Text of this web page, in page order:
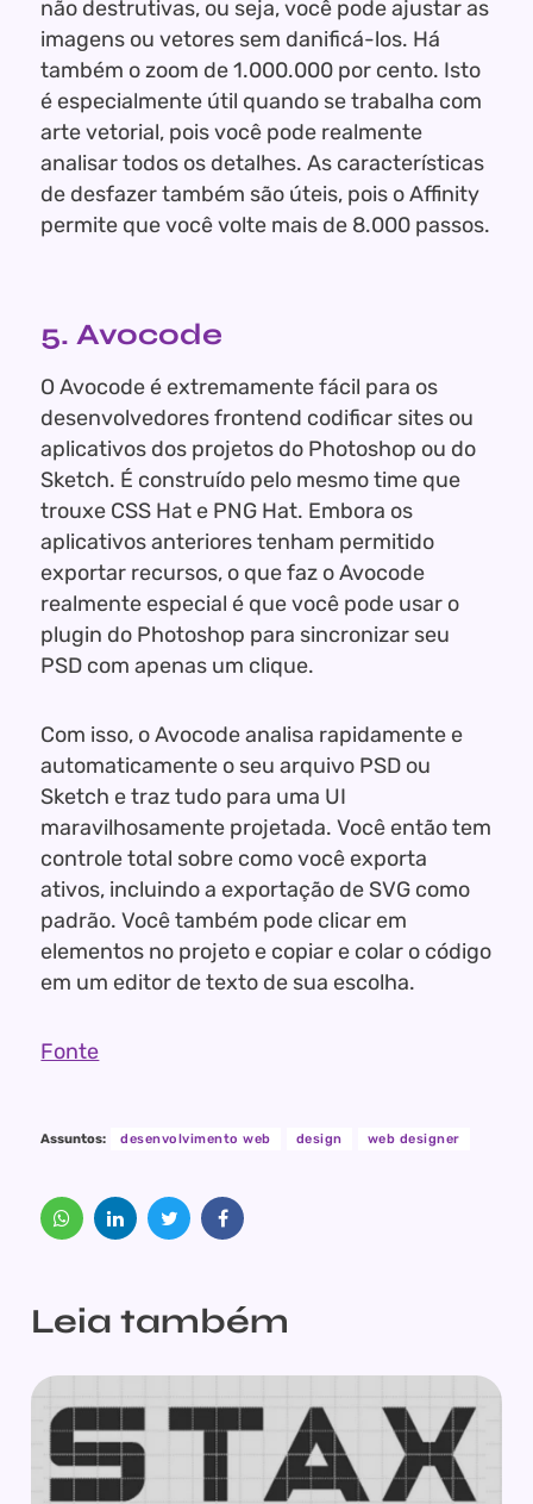
não destrutivas, ou seja, você pode ajustar as
imagens ou vetores sem danificá-los. Há
também o zoom de 1.000.000 por cento. Isto
é especialmente útil quando se trabalha com
arte vetorial, pois você pode realmente
analisar todos os detalhes. As características
de desfazer também são úteis, pois o Affinity
permite que você volte mais de 8.000 passos.
5. Avocode
O Avocode é extremamente fácil para os
desenvolvedores frontend codificar sites ou
aplicativos dos projetos do Photoshop ou do
Sketch. É construído pelo mesmo time que
trouxe CSS Hat e PNG Hat. Embora os
aplicativos anteriores tenham permitido
exportar recursos, o que faz o Avocode
realmente especial é que você pode usar o
plugin do Photoshop para sincronizar seu
PSD com apenas um clique.
Com isso, o Avocode analisa rapidamente e
automaticamente o seu arquivo PSD ou
Sketch e traz tudo para uma UI
maravilhosamente projetada. Você então tem
controle total sobre como você exporta
ativos, incluindo a exportação de SVG como
padrão. Você também pode clicar em
elementos no projeto e copiar e colar o código
em um editor de texto de sua escolha.
Fonte
Assuntos: desenvolvimento web design web designer
Leia também